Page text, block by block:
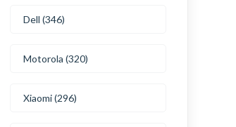
Dell (346)
Motorola (320)
Xiaomi (296)